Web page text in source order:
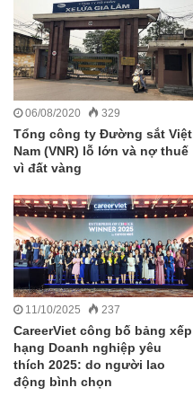
06/08/2020 329
Tổng công ty Đường sắt Việt
Nam (VNR) lỗ lớn và nợ thuế
vì đất vàng
11/10/2025 237
CareerViet công bố bảng xếp
hạng Doanh nghiệp yêu
thích 2025: do người lao
động bình chọn